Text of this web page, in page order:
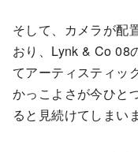
そして、カメラが配
おり、Lynk & Co 08
てアーティスティッ
かっこよさが今ひと
ると見続けてしまい